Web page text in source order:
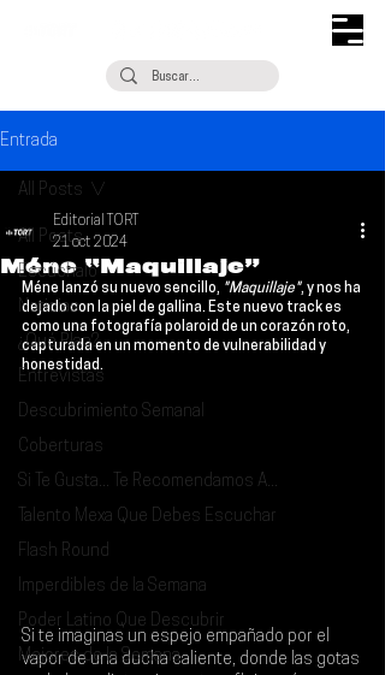
Entrada
All Posts
Escúchalo
Noticias
¿Qué Plan?
Entrevistas
Descubrimiento Semanal
Coberturas
Si Te Gusta... Te Recomendamos A...
Talento Mexa Que Debes Escuchar
Flash Round
Imperdibles de la Semana
Poder Latino Que Descubrir
Mejores de la Semana
All Posts
Méne “Maquillaje”
Editorial TORT
21 oct 2024
Méne lanzó su nuevo sencillo, "Maquillaje", y nos ha
dejado con la piel de gallina. Este nuevo track es
como una fotografía polaroid de un corazón roto,
capturada en un momento de vulnerabilidad y
honestidad.
Si te imaginas un espejo empañado por el
vapor de una ducha caliente, donde las gotas